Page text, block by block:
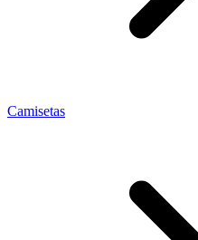
Camisetas